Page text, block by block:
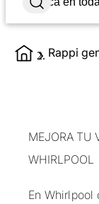
Rappi
MEJORA TU
WHIRLPOOL
En Whirlpool